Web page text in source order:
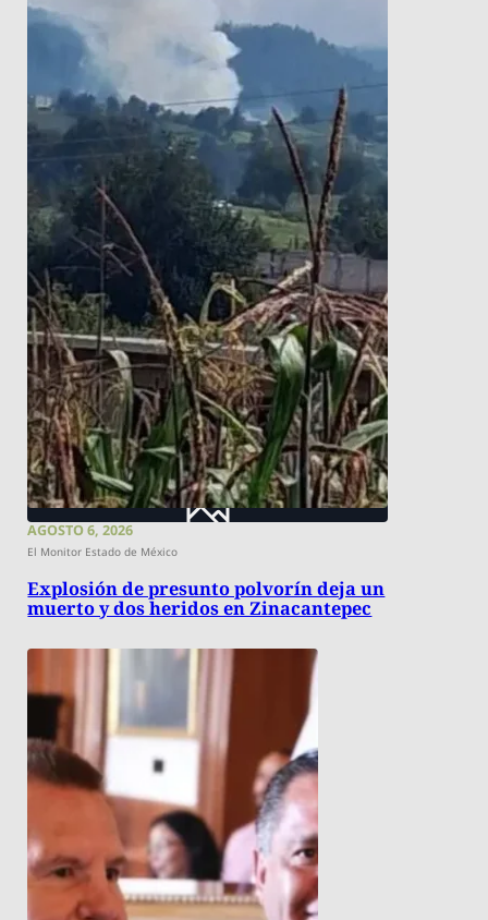
AGOSTO 6, 2026
El Monitor Estado de México
Explosión de presunto polvorín deja un
muerto y dos heridos en Zinacantepec